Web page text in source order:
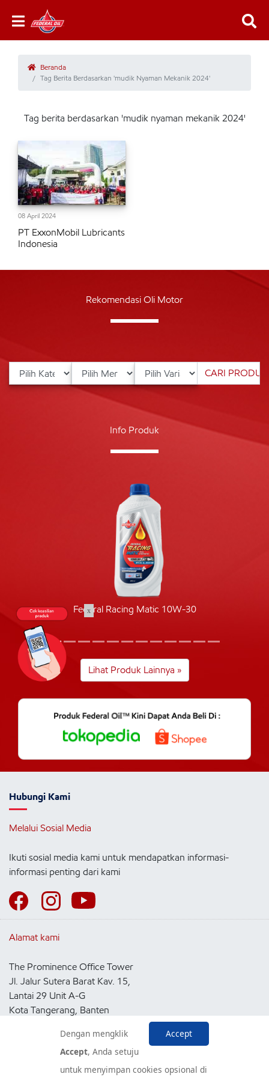
Beranda
Tag Berita Berdasarkan 'mudik Nyaman Mekanik 2024'
Tag berita berdasarkan 'mudik nyaman mekanik 2024'
08 April 2024
PT ExxonMobil Lubricants
Indonesia
Rekomendasi Oli Motor
Info Produk
Federal Racing Matic 10W-30
Lihat Produk Lainnya »
Hubungi Kami
Melalui Sosial Media
Ikuti sosial media kami untuk mendapatkan informasi-
informasi penting dari kami
Alamat kami
The Prominence Office Tower
Jl. Jalur Sutera Barat Kav. 15,
Lantai 29 Unit A-G
Kota Tangerang, Banten
Pusat Layanan Konsumen
x
Accept
Dengan mengklik
Accept, Anda setuju
untuk menyimpan cookies opsional di